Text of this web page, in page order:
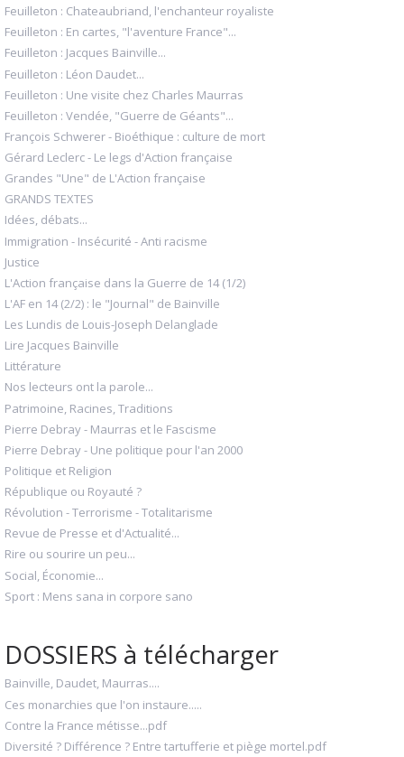
Feuilleton : Chateaubriand, l'enchanteur royaliste
Feuilleton : En cartes, "l'aventure France"...
Feuilleton : Jacques Bainville...
Feuilleton : Léon Daudet...
Feuilleton : Une visite chez Charles Maurras
Feuilleton : Vendée, "Guerre de Géants"...
François Schwerer - Bioéthique : culture de mort
Gérard Leclerc - Le legs d'Action française
Grandes "Une" de L'Action française
GRANDS TEXTES
Idées, débats...
Immigration - Insécurité - Anti racisme
Justice
L'Action française dans la Guerre de 14 (1/2)
L'AF en 14 (2/2) : le "Journal" de Bainville
Les Lundis de Louis-Joseph Delanglade
Lire Jacques Bainville
Littérature
Nos lecteurs ont la parole...
Patrimoine, Racines, Traditions
Pierre Debray - Maurras et le Fascisme
Pierre Debray - Une politique pour l'an 2000
Politique et Religion
République ou Royauté ?
Révolution - Terrorisme - Totalitarisme
Revue de Presse et d'Actualité...
Rire ou sourire un peu...
Social, Économie...
Sport : Mens sana in corpore sano
DOSSIERS à télécharger
Bainville, Daudet, Maurras....
Ces monarchies que l'on instaure.....
Contre la France métisse...pdf
Diversité ? Différence ? Entre tartufferie et piège mortel.pdf